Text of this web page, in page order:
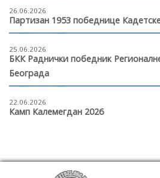
26.06.2026
Партизан 1953 победнице
25.06.2026
БКК Раднички победник
Београда
22.06.2026
Камп Калемегдан 2026